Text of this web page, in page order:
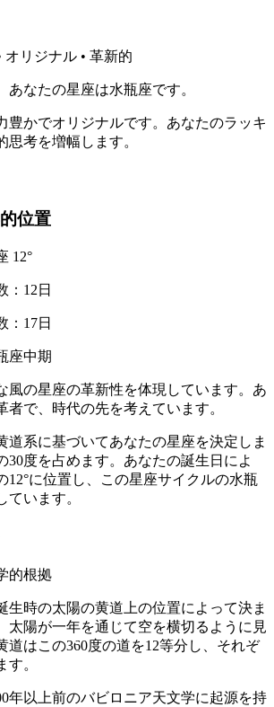
オリジナル • 革新的
あなたの星座は水瓶座です。
豊かでオリジナルです。あなたのラッキ
思考を増幅します。
位置
12°
：12日
：17日
座中期
風の星座の革新性を体現しています。あ
者で、時代の先を考えています。
道系に基づいてあなたの星座を決定しま
30度を占めます。あなたの誕生日によ
12°に位置し、この星座サイクルの水瓶
ています。
的根拠
生時の太陽の黄道上の位置によって決ま
太陽が一年を通じて空を横切るように見
道はこの360度の道を12等分し、それぞ
。
年以上前のバビロニア天文学に起源を持